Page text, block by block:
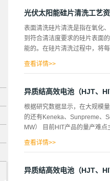
缘胶层过厚，在接触式曝光过
刻版而言却并非如此，其原因
一个芯片［２一］。由于零成
洗，而清洗的效果与清洗工艺
的去除对于光刻胶及其他有机
时可以超声提高浸泡...
光伏太阳能硅片清洗工艺
表面清洗硅片清洗是指在氧化
到符合清洁度要求的硅片表面
能的。在硅片清洗过程中，将
种清洗方法同等对待。1硅片
污。1.1清除有机表面膜、粒子
1∶1∶5第2步：
80℃。H2O2在高pH值时为强
HCl靠溶解和络合作用形成可
查看详情>>
异质结高效电池（HJT、
根据研究数据显示，在大规模
的还有Keneka、Sunpreme、
MW） 目前HIT产品的量产难
衡硅片清洗洁净程度和相关化
查看详情>>
异质结高效电池（HJT、